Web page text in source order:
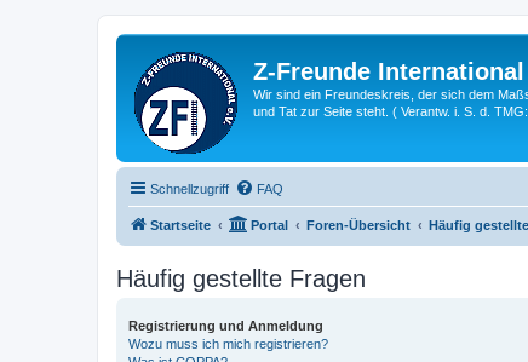
Z-Freunde International
Wir sind ein Freundeskreis, der sich dem
und Tat zur Seite steht. ( Verantw. i. S. d.
Schnellzugriff FAQ
Startseite Portal Foren-Übersicht Häufig
Häufig gestellte Fragen
Registrierung und Anmeldung
Wozu muss ich mich registrieren?